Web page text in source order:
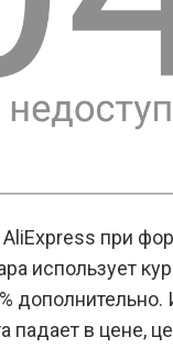
AliExpress при
использует
падает в цене,